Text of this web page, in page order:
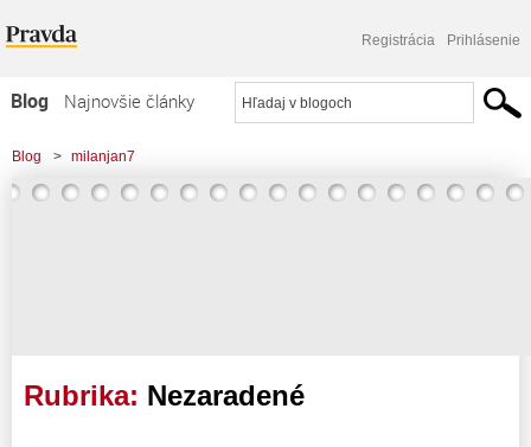
Registrácia Prihlásenie
Blog
Najnovšie články
Najčítanejšie články
Najkomentovanejšie články
Blog > milanjan7
Rubrika: Nezaradené